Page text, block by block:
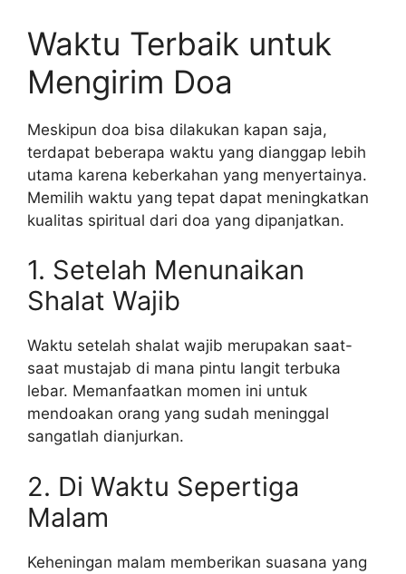
Waktu Terbaik untuk
Mengirim Doa
Meskipun doa bisa dilakukan kapan saja,
terdapat beberapa waktu yang dianggap lebih
utama karena keberkahan yang menyertainya.
Memilih waktu yang tepat dapat meningkatkan
kualitas spiritual dari doa yang dipanjatkan.
1. Setelah Menunaikan
Shalat Wajib
Waktu setelah shalat wajib merupakan saat-
saat mustajab di mana pintu langit terbuka
lebar. Memanfaatkan momen ini untuk
mendoakan orang yang sudah meninggal
sangatlah dianjurkan.
2. Di Waktu Sepertiga
Malam
Keheningan malam memberikan suasana yang